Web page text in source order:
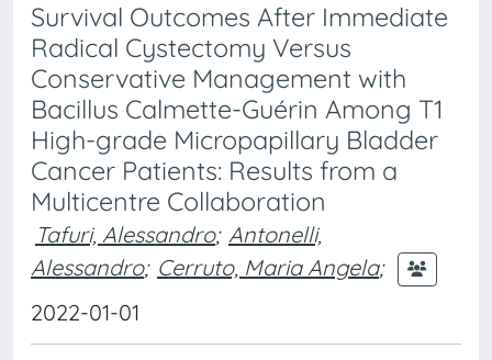
Survival Outcomes After Immediate
Radical Cystectomy Versus
Conservative Management with
Bacillus Calmette-Guérin Among T1
High-grade Micropapillary Bladder
Cancer Patients: Results from a
Multicentre Collaboration
Tafuri, Alessandro; Antonelli,
Alessandro; Cerruto, Maria Angela;
2022-01-01